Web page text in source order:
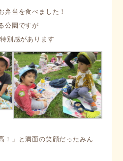
弁当を食べました！
公園ですが
！」と満面の笑顔だったみん